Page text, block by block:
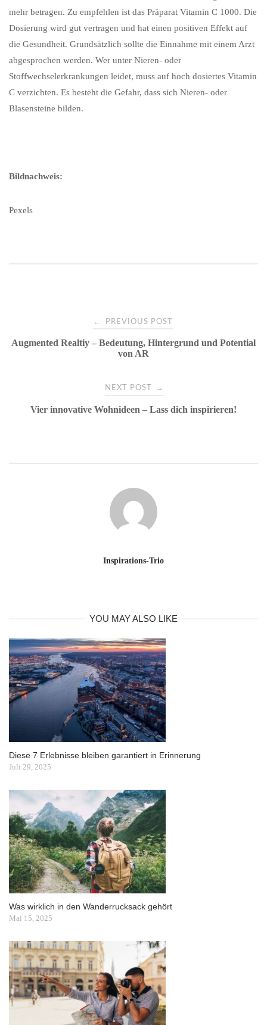
mehr betragen. Zu empfehlen ist das Präparat Vitamin C 1000. Die
Dosierung wird gut vertragen und hat einen positiven Effekt auf
die Gesundheit. Grundsätzlich sollte die Einnahme mit einem Arzt
abgesprochen werden. Wer unter Nieren- oder
Stoffwechselerkrankungen leidet, muss auf hoch dosiertes Vitamin
C verzichten. Es besteht die Gefahr, dass sich Nieren- oder
Blasensteine bilden.
Bildnachweis:
Pexels
navigation
← PREVIOUS POST
Augmented Realtiy – Bedeutung, Hintergrund und Potential
von AR
NEXT POST →
Vier innovative Wohnideen – Lass dich inspirieren!
Inspirations-Trio
YOU MAY ALSO LIKE
Diese 7 Erlebnisse bleiben garantiert in Erinnerung
Juli 29, 2025
Was wirklich in den Wanderrucksack gehört
Mai 15, 2025